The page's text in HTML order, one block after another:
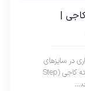
|
در سایزهای
مختلف روی فلز، چوب، استیل یا PVC هستید، مته کاجی (Step